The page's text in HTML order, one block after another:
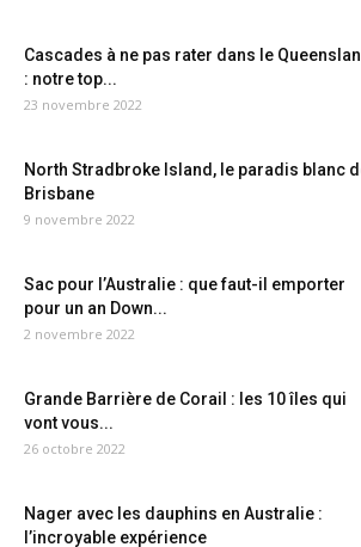
Cascades à ne pas rater dans le
: notre top...
23 novembre 2022
North Stradbroke Island, le paradis blanc
Brisbane
9 novembre 2022
Sac pour l’Australie : que faut-il emporter
pour un an Down...
2 novembre 2022
Grande Barrière de Corail : les 10 îles qui
vont vous...
26 octobre 2022
Nager avec les dauphins en Australie :
l’incroyable expérience